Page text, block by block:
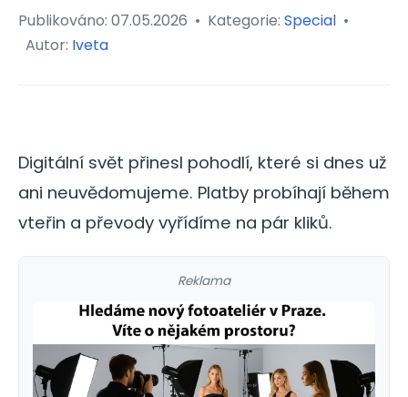
Publikováno: 07.05.2026 • Kategorie: Special •
Autor: Iveta
Digitální svět přinesl pohodlí, které si dnes už
ani neuvědomujeme. Platby probíhají během
vteřin a převody vyřídíme na pár kliků.
Reklama